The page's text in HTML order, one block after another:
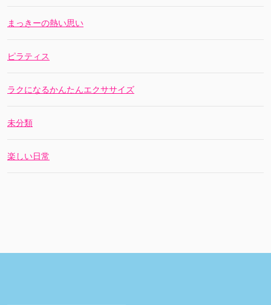
まっきーの熱い思い
ピラティス
ラクになるかんたんエクササイズ
未分類
楽しい日常